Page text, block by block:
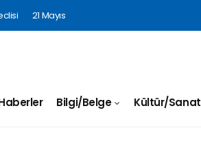
21 Mayıs
Bilgi/Belge Kültür/Sanat